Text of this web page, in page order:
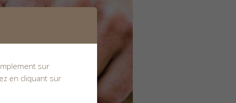
sur
en cliquant sur